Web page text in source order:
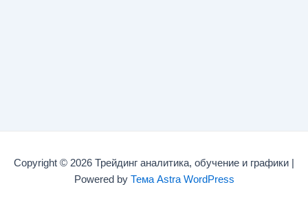
Copyright © 2026 Трейдинг аналитика, обучение и графики |
Powered by Тема Astra WordPress